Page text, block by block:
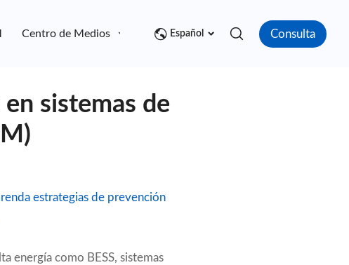
Centro de Medios Contacto
Español Consulta
sistemas de
estrategias de prevención
energía como BESS, sistemas